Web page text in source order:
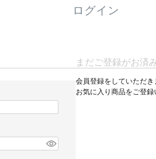
ログイン
まだご登録がお済
会員登録をしていただき
お気に入り商品をご登録